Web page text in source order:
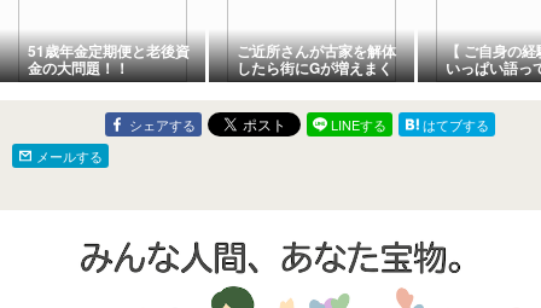
51歳年金定期便と老後資
金の大問題！！
ご近所さんが古家を解体
したら街にGが増えまく
り
【 ご自身の
いっぱい語っ
た皆様😃あり
シェアする LINEする
はてブする
メールする